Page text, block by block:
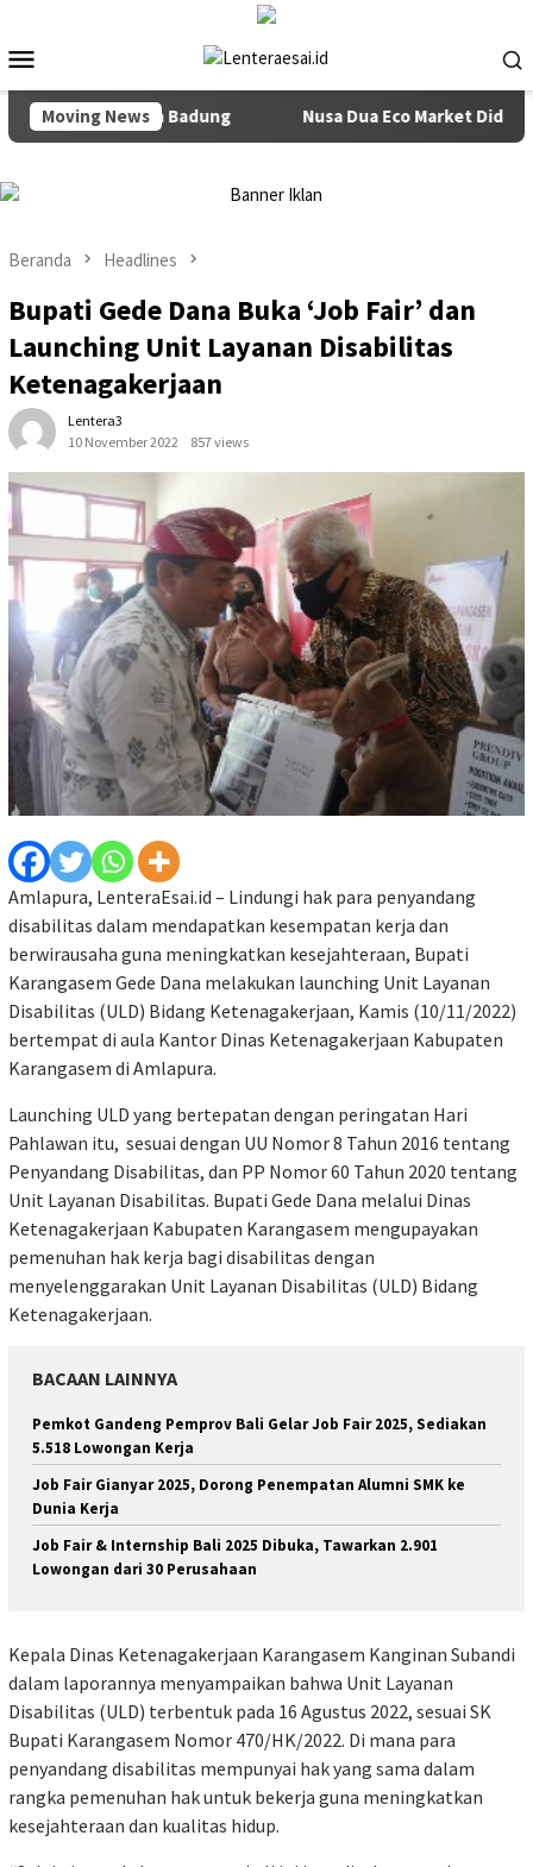
konten
Mobile
Moving News
Badung Nusa Dua Eco Market Didorong
Beranda Headlines
Bupati Gede Dana Buka ‘Job Fair’ dan
Launching Unit Layanan Disabilitas
Ketenagakerjaan
Lentera3
10 November 2022
857 views
Amlapura, LenteraEsai.id – Lindungi hak para penyandang
disabilitas dalam mendapatkan kesempatan kerja dan
berwirausaha guna meningkatkan kesejahteraan, Bupati
Karangasem Gede Dana melakukan launching Unit Layanan
Disabilitas (ULD) Bidang Ketenagakerjaan, Kamis (10/11/2022)
bertempat di aula Kantor Dinas Ketenagakerjaan Kabupaten
Karangasem di Amlapura.
Launching ULD yang bertepatan dengan peringatan Hari
Pahlawan itu, sesuai dengan UU Nomor 8 Tahun 2016 tentang
Penyandang Disabilitas, dan PP Nomor 60 Tahun 2020 tentang
Unit Layanan Disabilitas. Bupati Gede Dana melalui Dinas
Ketenagakerjaan Kabupaten Karangasem mengupayakan
pemenuhan hak kerja bagi disabilitas dengan
menyelenggarakan Unit Layanan Disabilitas (ULD) Bidang
Ketenagakerjaan.
BACAAN LAINNYA
Pemkot Gandeng Pemprov Bali Gelar Job Fair 2025, Sediakan
5.518 Lowongan Kerja
Job Fair Gianyar 2025, Dorong Penempatan Alumni SMK ke
Dunia Kerja
Job Fair & Internship Bali 2025 Dibuka, Tawarkan 2.901
Lowongan dari 30 Perusahaan
Kepala Dinas Ketenagakerjaan Karangasem Kanginan Subandi
dalam laporannya menyampaikan bahwa Unit Layanan
Disabilitas (ULD) terbentuk pada 16 Agustus 2022, sesuai SK
Bupati Karangasem Nomor 470/HK/2022. Di mana para
penyandang disabilitas mempunyai hak yang sama dalam
rangka pemenuhan hak untuk bekerja guna meningkatkan
kesejahteraan dan kualitas hidup.